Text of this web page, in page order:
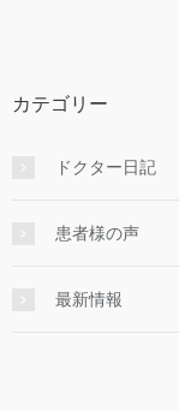
カテゴリー
ドクター日記
患者様の声
最新情報